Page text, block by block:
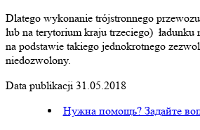
Dlatego wykonanie trójstronnego
lub na terytorium kraju trzeciego) ładunku
na podstawie takiego jednokrotnego
niedozwolony.
Data publikacji 31.05.2018
Нужна помощь? Задайте